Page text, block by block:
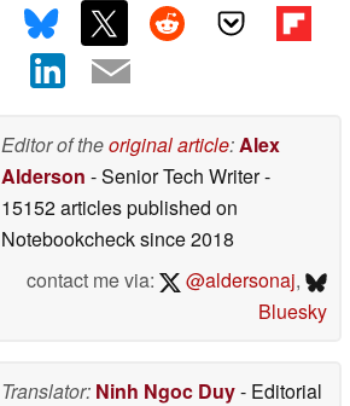
Editor of theoriginal article:Alex
Alderson - Senior Tech Writer-
15152 articles published on
Notebookchecksince 2018
contact me via:
@aldersonaj,
Bluesky
Translator: Ninh Ngoc Duy- Editorial